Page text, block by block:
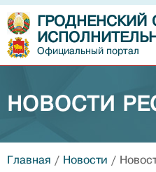
ГРОДНЕНСКИЙ
Официальный портал
НОВОСТИ
Главная / Новости /